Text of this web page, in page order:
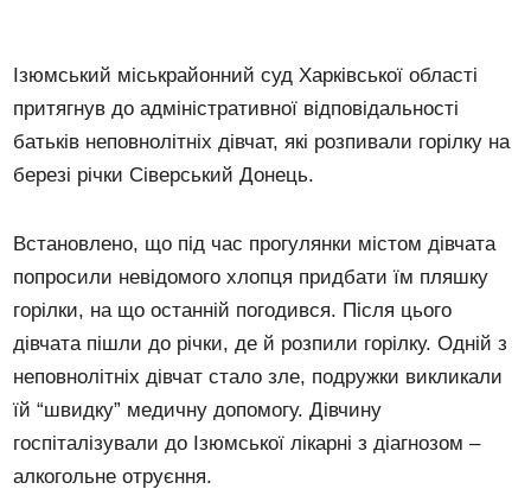
Ізюмський міськрайонний суд Харківської області
притягнув до адміністративної відповідальності
батьків неповнолітніх дівчат, які розпивали горілку на
березі річки Сіверський Донець.
Встановлено, що під час прогулянки містом дівчата
попросили невідомого хлопця придбати їм пляшку
горілки, на що останній погодився. Після цього
дівчата пішли до річки, де й розпили горілку. Одній з
неповнолітніх дівчат стало зле, подружки викликали
їй “швидку” медичну допомогу. Дівчину
госпіталізували до Ізюмської лікарні з діагнозом –
алкогольне отруєння.